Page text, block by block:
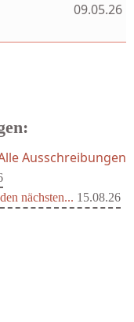
09.05.26
nächsten... 15.08.26
Ausschreibungen